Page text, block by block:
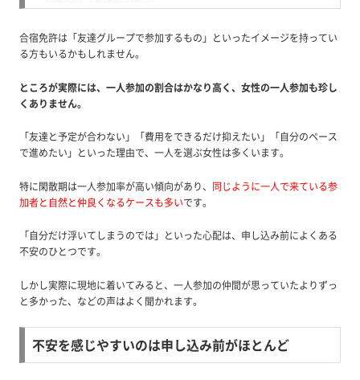
合宿免許は「友達グループで参加するもの」といったイメージを持ってい
る方もいるかもしれません。
ところが実際には、一人参加の割合はかなり高く、女性の一人参加も珍し
くありません。
「友達と予定が合わない」「費用をできるだけ抑えたい」「自分のペース
で進めたい」といった理由で、一人を選ぶ女性は多くいます。
特に閑散期は一人参加率が高い傾向があり、 同じように一人で来ている参
加者と自然と仲良くなるケースも多いです。
「自分だけ浮いてしまうのでは」といった心配は、申し込み前によくある
不安のひとつです。
しかし実際に現地に着いてみると、一人参加の仲間が思っていたよりずっ
と多かった、などの声はよく聞かれます。
不安を感じやすいのは申し込み前がほとんど